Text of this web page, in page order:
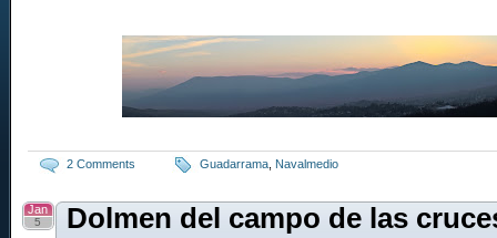
2 Comments Guadarrama Navalmedio
Dolmen del campo de las
Jan
5